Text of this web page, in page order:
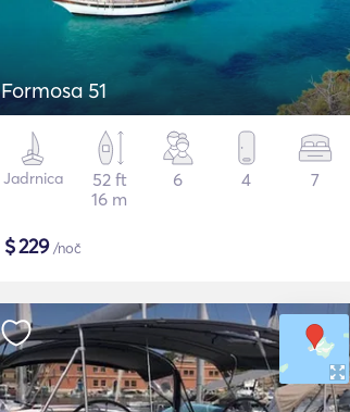
Formosa 51
Jadrnica
52 ft
16 m
6 4 7
$229/noč